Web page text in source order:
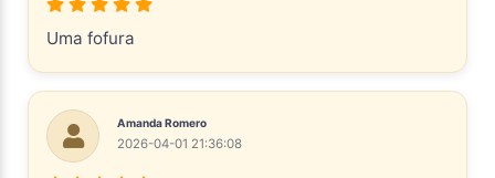
Uma fofura
Amanda Romero
2026-04-01 21:36:08